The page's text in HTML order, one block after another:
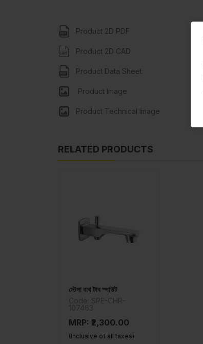
Product 2D PDF
Product 2D CAD
Product Data Sheet
Product Image
Product Technical Image
RELATED PRODUCTS
স্টেলা বাথ টাব স্পাউট
MRP: ₹2,300.00
(Inclusive of all taxes)